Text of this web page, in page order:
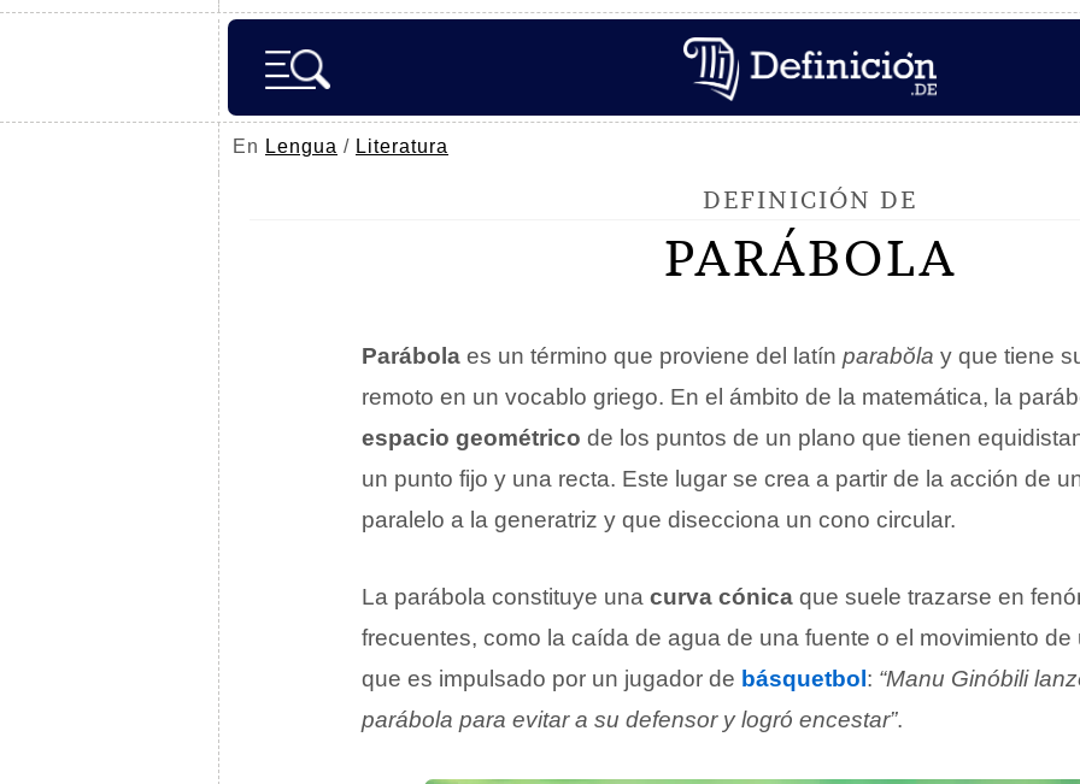
En Lengua / Literatura
DEFINICIÓN DE
PARÁBOLA
Parábola es un término que proviene del latín parabŏla y que tiene
remoto en un vocablo griego. En el ámbito de la matemática, la
espacio geométrico de los puntos de un plano que tienen
un punto fijo y una recta. Este lugar se crea a partir de la acción de
paralelo a la generatriz y que disecciona un cono circular.
La parábola constituye una curva cónica que suele trazarse en
frecuentes, como la caída de agua de una fuente o el movimiento de
que es impulsado por un jugador de básquetbol : “Manu Ginóbili
parábola para evitar a su defensor y logró encestar”.